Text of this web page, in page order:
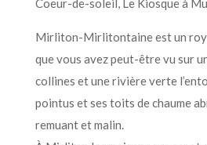
Mirliton-Mirlitontaine est un
que vous avez peut-être vu sur
collines et une rivière verte
pointus et ses toits de chaume
remuant et malin.